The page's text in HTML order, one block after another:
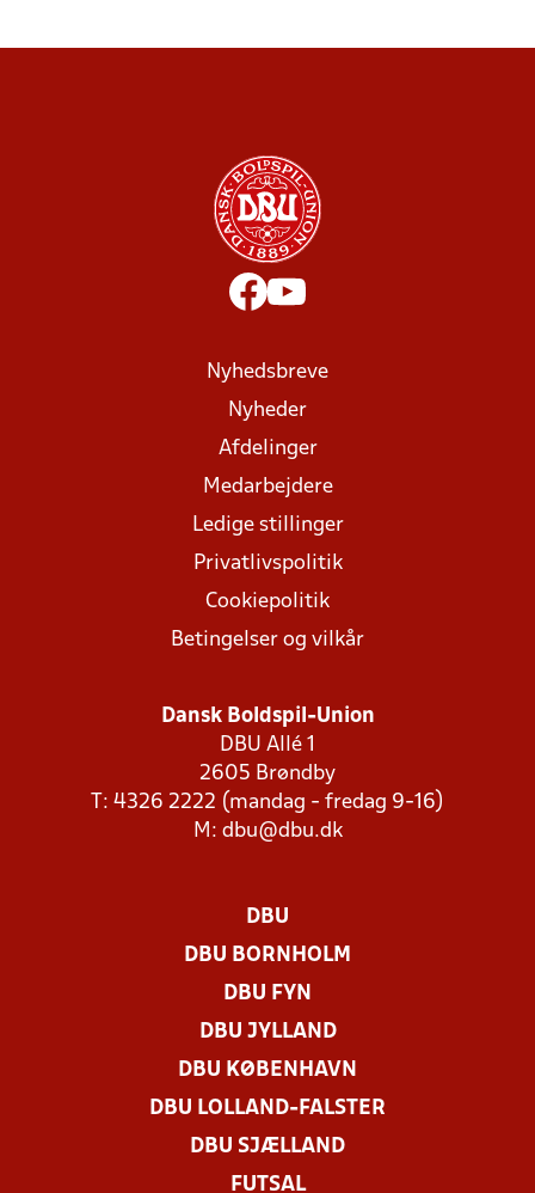
Nyhedsbreve
Nyheder
Afdelinger
Medarbejdere
Ledige stillinger
Privatlivspolitik
Cookiepolitik
Betingelser og vilkår
Dansk Boldspil-Union
DBU Allé 1
2605 Brøndby
T: 4326 2222 (mandag - fredag 9-16)
M: dbu@dbu.dk
DBU
DBU BORNHOLM
DBU FYN
DBU JYLLAND
DBU KØBENHAVN
DBU LOLLAND-FALSTER
DBU SJÆLLAND
FUTSAL